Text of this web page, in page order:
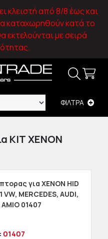
κλειστή από 8/8 έως και
καταχωρηθούν κατά το
εκτελούνται με σειρά
ΦΙΛΤΡΑ
ΚΙΤ ΧΕΝΟΝ
για XENON HID
VW, MERCEDES, AUDI,
AMIO 01407
01407